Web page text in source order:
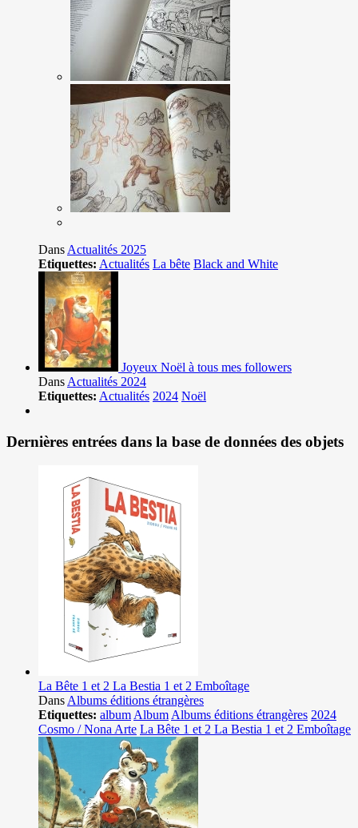
Dans Actualités 2025
Etiquettes: Actualités La bête Black and White
Joyeux Noël à tous mes followers
Dans Actualités 2024
Etiquettes: Actualités 2024 Noël
Dernières entrées dans la base de données des objets
La Bête 1 et 2 La Bestia 1 et 2 Emboîtage
Dans Albums éditions étrangères
Etiquettes: album Album Albums éditions étrangères 2024
Cosmo / Nona Arte La Bête 1 et 2 La Bestia 1 et 2 Emboîtage